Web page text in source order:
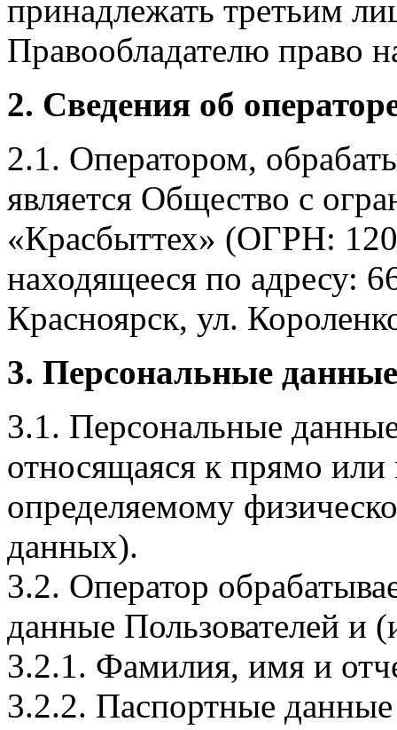
принадлежать третьим
Правообладателю право
2. Сведения об
2.1. Оператором,
является Общество с
«Красбыттех» (ОГРН:
находящееся по адресу:
Красноярск, ул.
3. Персональные
3.1. Персональные
относящаяся к прямо
определяемому
данных).
3.2. Оператор
данные Пользователей и
3.2.1. Фамилия, имя и
3.2.2. Паспортные